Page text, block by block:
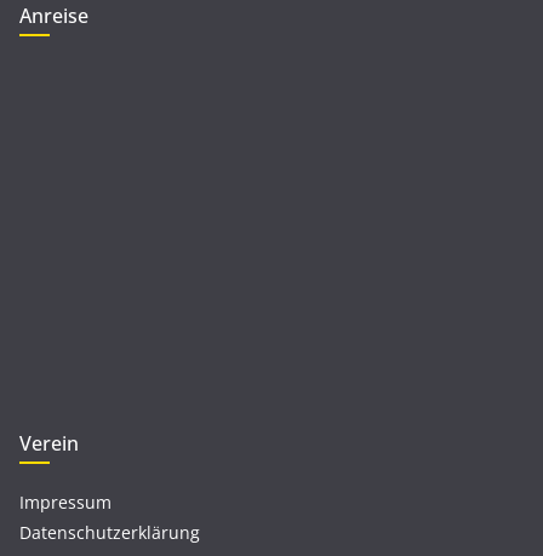
Anreise
Verein
Impressum
Datenschutzerklärung